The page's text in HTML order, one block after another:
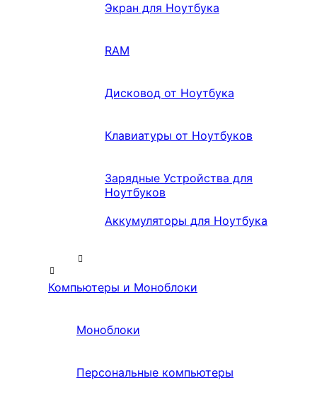
Экран для Ноутбука
RAM
Дисковод от Ноутбука
Клавиатуры от Ноутбуков
Зарядные Устройства для
Ноутбуков
Аккумуляторы для Ноутбука
Компьютеры и Моноблоки
Моноблоки
Персональные компьютеры